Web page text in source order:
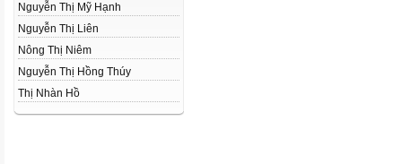
Nguyễn Thị Mỹ Hạnh
Nguyễn Thị Liên
Nông Thị Niêm
Nguyễn Thị Hồng Thúy
Thị Nhàn Hồ